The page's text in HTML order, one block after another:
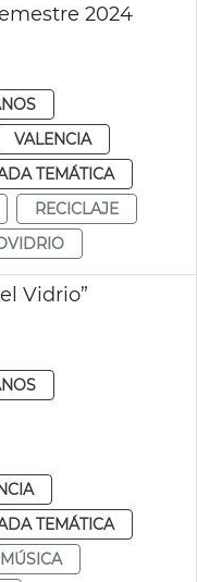
2024
VALENCIA
TEMÁTICA
RECICLAJE
Vidrio”
TEMÁTICA